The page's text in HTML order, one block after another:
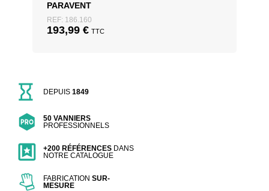
PARAVENT
REF: 186.160
193,99 € TTC
DEPUIS1849
50 VANNIERS
PROFESSIONNELS
+200 RÉFÉRENCES DANS
NOTRE CATALOGUE
FABRICATIONSUR-
MESURE